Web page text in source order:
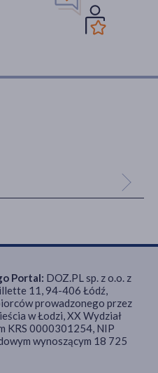
Portal: DOZ.PL sp. z o.o. z
11, 94-406 Łódź,
prowadzonego przez
w Łodzi, XX Wydział
KRS 0000301254, NIP
wynoszącym 18 725